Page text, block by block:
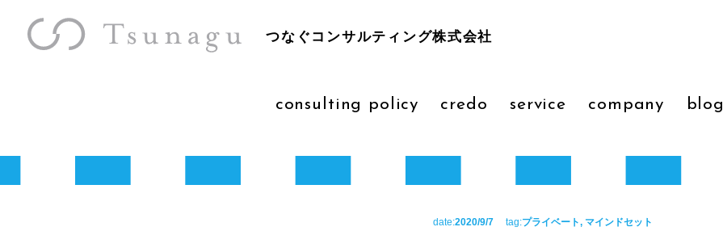
つなぐコンサルティング株式会社
consulting policy credo service company blog
date:2020/9/7 tag:プライベート, マインドセット